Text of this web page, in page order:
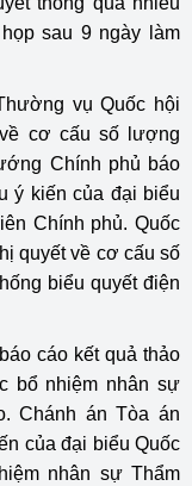
sau 9 ngày làm
vụ Quốc hội
cơ cấu số lượng
Chính phủ báo
ý kiến của đại biểu
Chính phủ. Quốc
quyết về cơ cấu số
biểu quyết điện
cáo kết quả thảo
bổ nhiệm nhân sự
Chánh án Tòa án
của đại biểu Quốc
nhân sự Thẩm